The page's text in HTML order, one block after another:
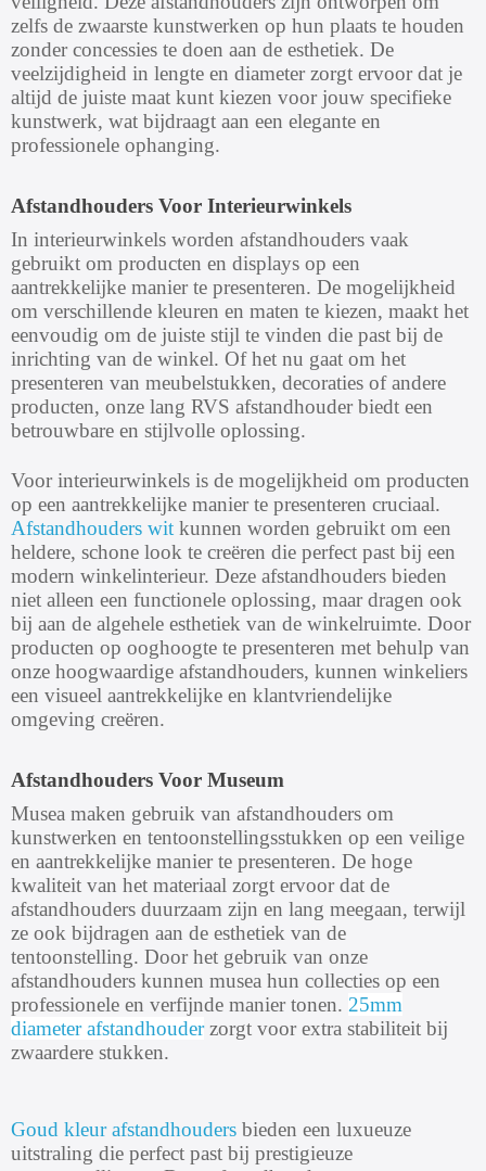
zelfs de zwaarste kunstwerken op hun plaats te houden
zonder concessies te doen aan de esthetiek. De
veelzijdigheid in lengte en diameter zorgt ervoor dat je
altijd de juiste maat kunt kiezen voor jouw specifieke
kunstwerk, wat bijdraagt aan een elegante en
professionele ophanging.
Afstandhouders Voor Interieurwinkels
In interieurwinkels worden afstandhouders vaak
gebruikt om producten en displays op een
aantrekkelijke manier te presenteren. De mogelijkheid
om verschillende kleuren en maten te kiezen, maakt het
eenvoudig om de juiste stijl te vinden die past bij de
inrichting van de winkel. Of het nu gaat om het
presenteren van meubelstukken, decoraties of andere
producten, onze lang RVS afstandhouder biedt een
betrouwbare en stijlvolle oplossing.
Voor interieurwinkels is de mogelijkheid om producten
op een aantrekkelijke manier te presenteren cruciaal.
Afstandhouders wit kunnen worden gebruikt om een
heldere, schone look te creëren die perfect past bij een
modern winkelinterieur. Deze afstandhouders bieden
niet alleen een functionele oplossing, maar dragen ook
bij aan de algehele esthetiek van de winkelruimte. Door
producten op ooghoogte te presenteren met behulp van
onze hoogwaardige afstandhouders, kunnen winkeliers
een visueel aantrekkelijke en klantvriendelijke
omgeving creëren.
Afstandhouders Voor Museum
Musea maken gebruik van afstandhouders om
kunstwerken en tentoonstellingsstukken op een veilige
en aantrekkelijke manier te presenteren. De hoge
kwaliteit van het materiaal zorgt ervoor dat de
afstandhouders duurzaam zijn en lang meegaan, terwijl
ze ook bijdragen aan de esthetiek van de
tentoonstelling. Door het gebruik van onze
afstandhouders kunnen musea hun collecties op een
professionele en verfijnde manier tonen. 25mm
diameter afstandhouderzorgt voor extra stabiliteit bij
zwaardere stukken.
Goud kleur afstandhouders bieden een luxueuze
uitstraling die perfect past bij prestigieuze